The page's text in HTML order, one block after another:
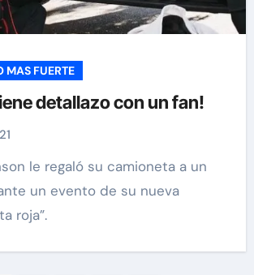
MAS FUERTE
detallazo con un fan!
un evento de su nueva
roja”.